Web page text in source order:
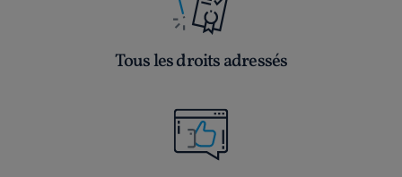
Tous les droits adressés